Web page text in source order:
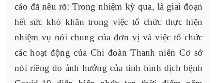
cáo đã nêu rõ: Trong nhiệm kỳ qua, là giai đoạn
hết sức khó khăn trong việc tổ chức thực hiện
nhiệm vụ nói chung của đơn vị và việc tổ chức
các hoạt động của Chi đoàn Thanh niên Cơ sở
nói riêng do ảnh hưởng của tình hình dịch bệnh